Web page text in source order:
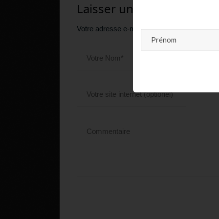
Laisser un commentaire
Votre adresse e-mail ne sera pas publiée.